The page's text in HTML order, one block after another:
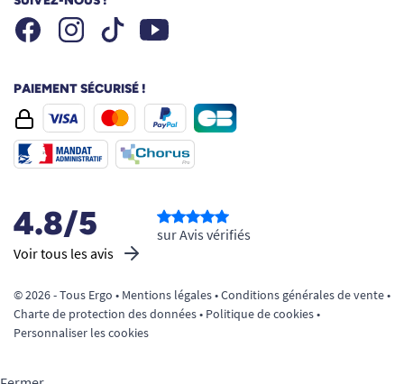
FacebookInstagramTiktok Youtube
PAIEMENT SÉCURISÉ !
4.8/5
Voir tous les avis
sur Avis vérifiés
© 2026 - Tous Ergo • Mentions légales•Conditions générales de vente•
Charte de protection des données• Politique de cookies•
Personnaliser les cookies